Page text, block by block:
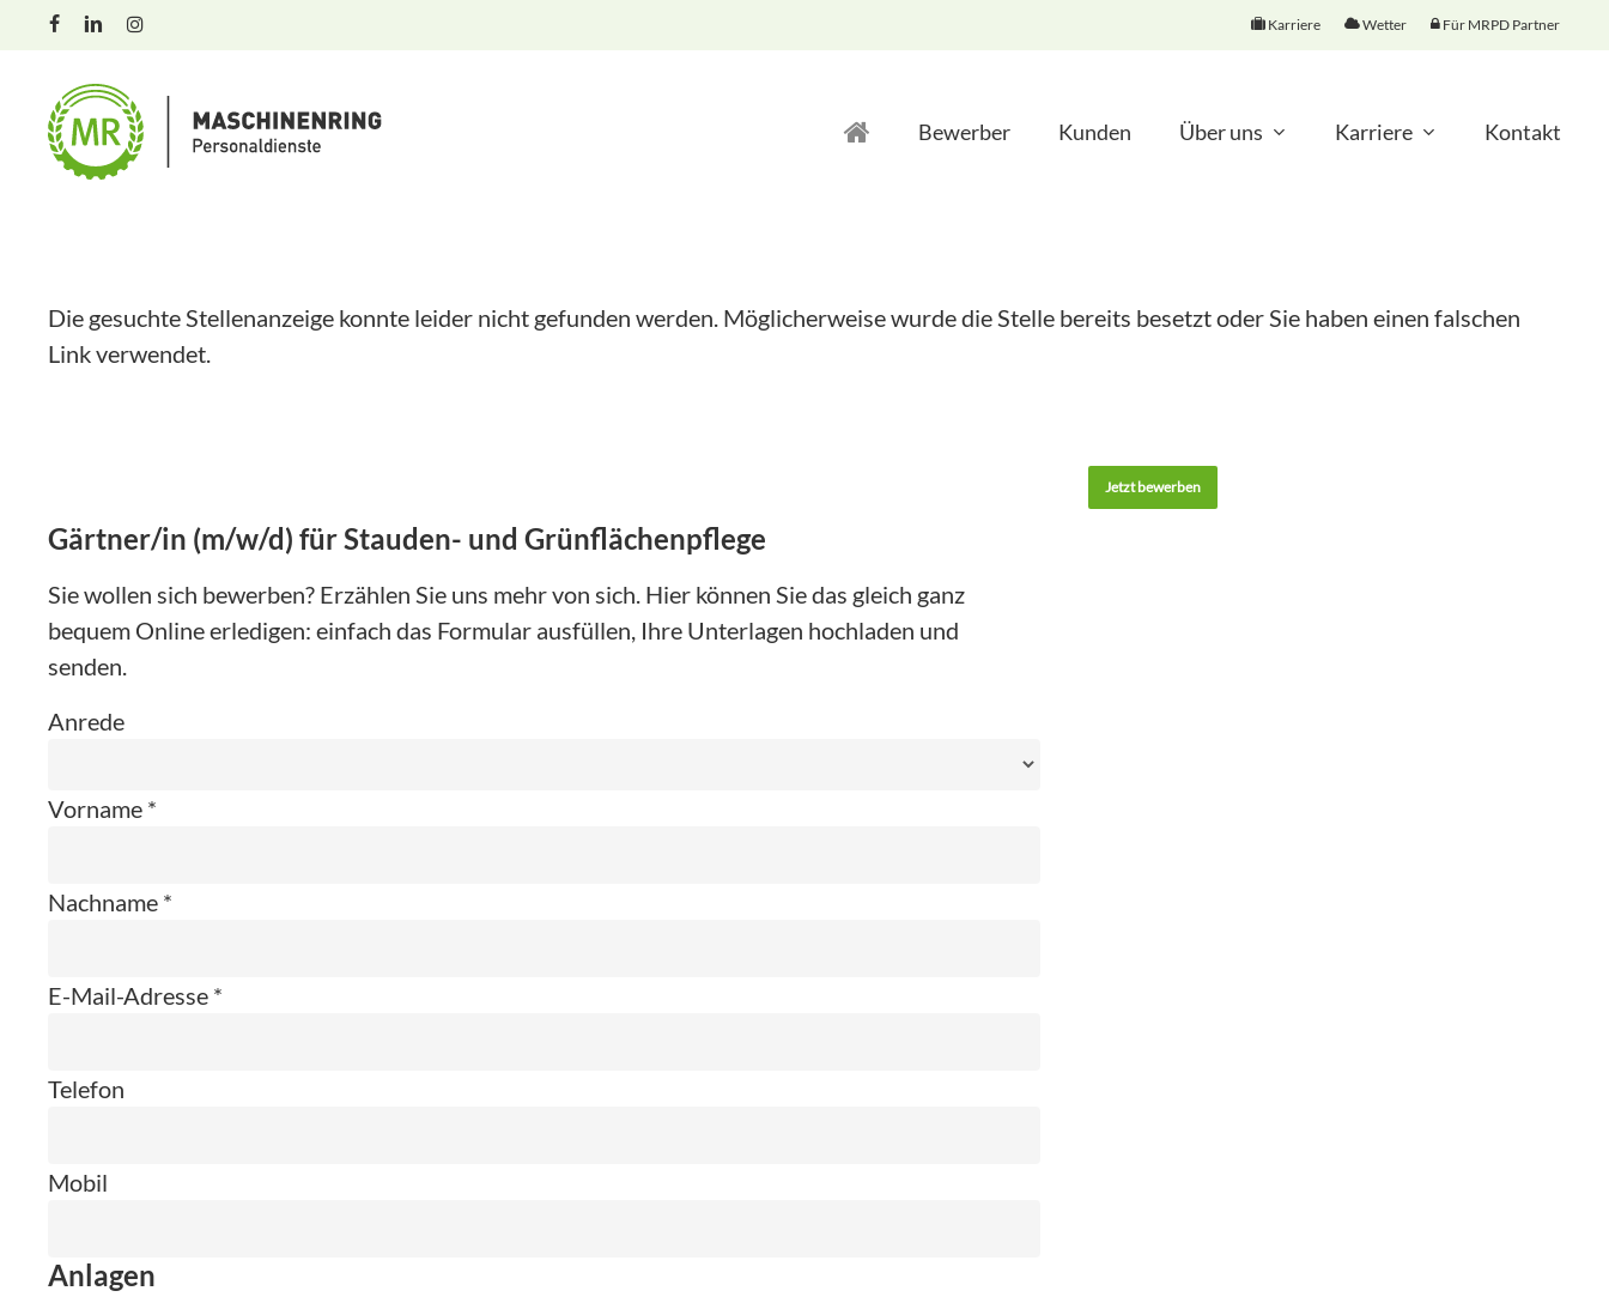
content
facebooklinkedininstagram Karriere Wetter Für MRPD Partner
Bewerber Kunden Über uns Karriere Kontakt
Die gesuchte Stellenanzeige konnte leider nicht gefunden werden. Möglicherweise wurde die Stelle bereits besetzt oder Sie haben einen falschen
Link verwendet.
Jetzt bewerben
Gärtner/in (m/w/d) für Stauden- und Grünflächenpflege
Sie wollen sich bewerben? Erzählen Sie uns mehr von sich. Hier können Sie das gleich ganz
bequem Online erledigen: einfach das Formular ausfüllen, Ihre Unterlagen hochladen und
senden.
Anrede
Vorname *
Nachname *
E-Mail-Adresse *
Telefon
Mobil
Anlagen